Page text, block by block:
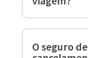
O seguro